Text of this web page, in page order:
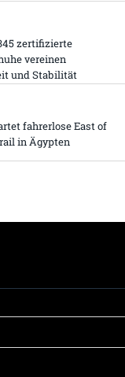
zertifizierte
vereinen
und Stabilität
fahrerlose East of
in Ägypten